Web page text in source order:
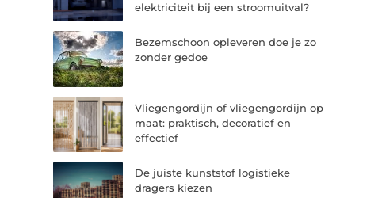
elektriciteit bij een stroomuitval?
Bezemschoon opleveren doe je zo
zonder gedoe
Vliegengordijn of vliegengordijn op
maat: praktisch, decoratief en
effectief
De juiste kunststof logistieke
dragers kiezen